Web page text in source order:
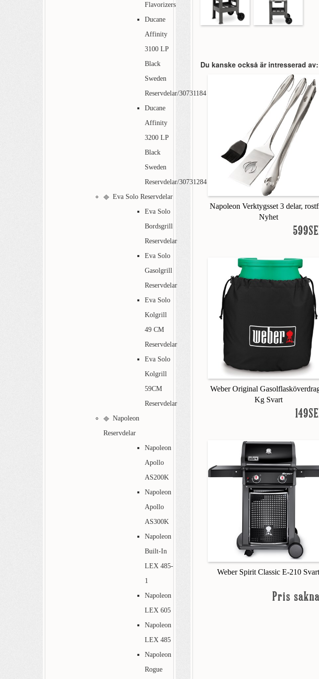
Du kanske också är intresserad av:
Napoleon Verktygsset 3 delar,
Nyhet
Weber Original
Kg Svart
Weber Spirit Classic E-210 Svart
Pris
Flavorizers
Ducane
Affinity
3100 LP
Black
Sweden
Reservdelar/30731184
Ducane
Affinity
3200 LP
Black
Sweden
Reservdelar/30731284
Eva Solo Reservdelar
Eva Solo
Bordsgrill
Reservdelar
Eva Solo
Gasolgrill
Reservdelar
Eva Solo
Kolgrill
49 CM
Reservdelar
Eva Solo
Kolgrill
59CM
Reservdelar
Napoleon
Reservdelar
Napoleon
Apollo
AS200K
Napoleon
Apollo
AS300K
Napoleon
Built-In
LEX 485-
1
Napoleon
LEX 605
Napoleon
LEX 485
Napoleon
Rogue